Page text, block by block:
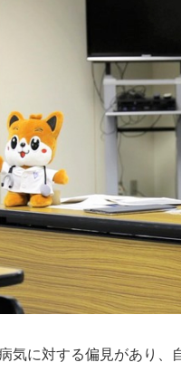
気に対する偏見があり、